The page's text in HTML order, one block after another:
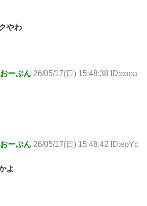
やわ
ーぷん 26/05/17(日) 15:48:38 ID:coea
ーぷん 26/05/17(日) 15:48:42 ID:eoYc
よ